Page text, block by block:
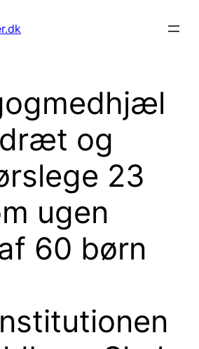
og
23
ugen
60 børn